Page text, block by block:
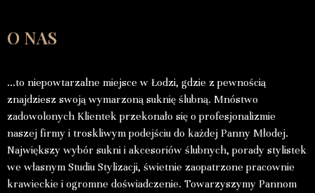
O NAS
…to niepowtarzalne miejsce w Łodzi, gdzie z pewnością
znajdziesz swoją wymarzoną suknię ślubną. Mnóstwo
zadowolonych Klientek przekonało się o profesjonalizmie
naszej firmy i troskliwym podejściu do każdej Panny Młodej.
Największy wybór sukni i akcesoriów ślubnych, porady stylistek
we własnym Studiu Stylizacji, świetnie zaopatrzone pracownie
krawieckie i ogromne doświadczenie. Towarzyszymy Pannom